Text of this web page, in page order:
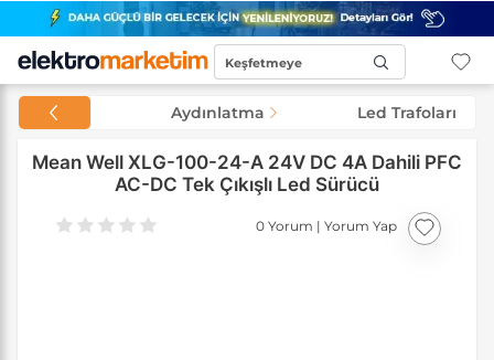
Keşfetmeye
Aydınlatma Led Trafoları
Mean Well XLG-100-24-A 24V DC 4A Dahili PFC
AC-DC Tek Çıkışlı Led Sürücü
0 Yorum | Yorum Yap